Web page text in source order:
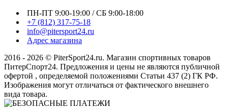
ПН-ПТ 9:00-19:00 / СБ 9:00-18:00
+7 (812) 317-75-18
info@pitersport24.ru
Адрес магазина
2016 - 2026 © PiterSport24.ru. Магазин спортивных товаров
ПитерСпорт24. Предложения и цены не являются публичной
офертой , определяемой положениями Статьи 437 (2) ГК РФ.
Изображения могут отличаться от фактического внешнего
вида товара.